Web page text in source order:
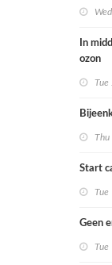
In
ozon
Tue
Thu
Start
Tue
Geen
Tue